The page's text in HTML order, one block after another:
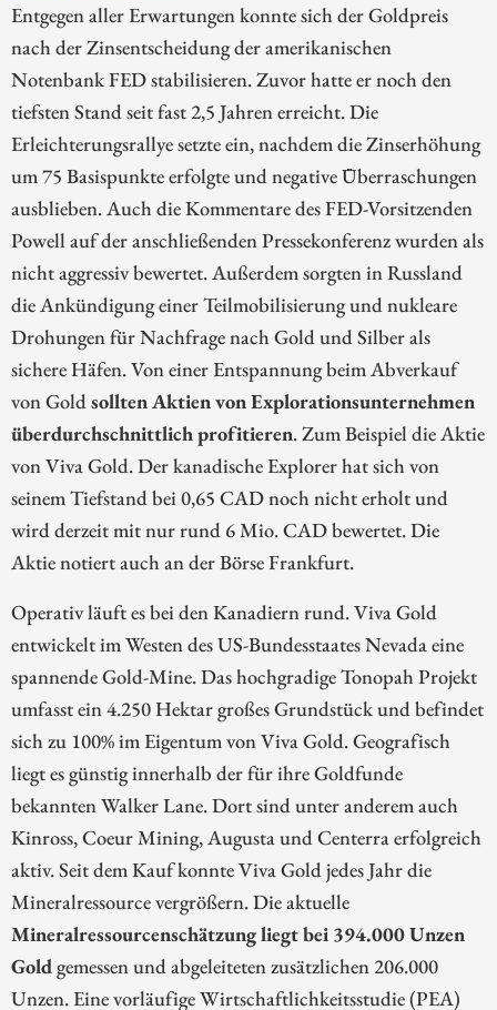
Entgegen aller Erwartungen konnte sich der Goldpreis
nach der Zinsentscheidung der amerikanischen
Notenbank FED stabilisieren. Zuvor hatte er noch den
tiefsten Stand seit fast 2,5 Jahren erreicht. Die
Erleichterungsrallye setzte ein, nachdem die Zinserhöhung
um 75 Basispunkte erfolgte und negative Überraschungen
ausblieben. Auch die Kommentare des FED-Vorsitzenden
Powell auf der anschließenden Pressekonferenz wurden als
nicht aggressiv bewertet. Außerdem sorgten in Russland
die Ankündigung einer Teilmobilisierung und nukleare
Drohungen für Nachfrage nach Gold und Silber als
sichere Häfen. Von einer Entspannung beim Abverkauf
von Goldsollten Aktien von Explorationsunternehmen
überdurchschnittlich profitieren. Zum Beispiel die Aktie
von Viva Gold. Der kanadische Explorer hat sich von
seinem Tiefstand bei 0,65 CAD noch nicht erholt und
wird derzeit mit nur rund 6 Mio. CAD bewertet. Die
Aktie notiert auch an der Börse Frankfurt.
Operativ läuft es bei den Kanadiern rund. Viva Gold
entwickelt im Westen des US-Bundesstaates Nevada eine
spannende Gold-Mine. Das hochgradige Tonopah Projekt
umfasst ein 4.250 Hektar großes Grundstück und befindet
sich zu 100% im Eigentum von Viva Gold. Geografisch
liegt es günstig innerhalb der für ihre Goldfunde
bekannten Walker Lane. Dort sind unter anderem auch
Kinross, Coeur Mining, Augusta und Centerra erfolgreich
aktiv. Seit dem Kauf konnte Viva Gold jedes Jahr die
Mineralressource vergrößern. Die aktuelle
Mineralressourcenschätzung liegt bei 394.000 Unzen
Goldgemessen und abgeleiteten zusätzlichen 206.000
Unzen. Eine vorläufige Wirtschaftlichkeitsstudie (PEA)